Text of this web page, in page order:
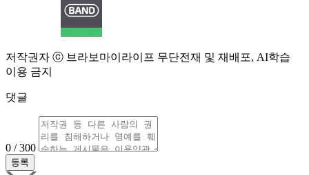
저작권자 ⓒ 브라보마이라이프 무단전재 및 재배포, AI학습
이용 금지
댓글
0 / 300